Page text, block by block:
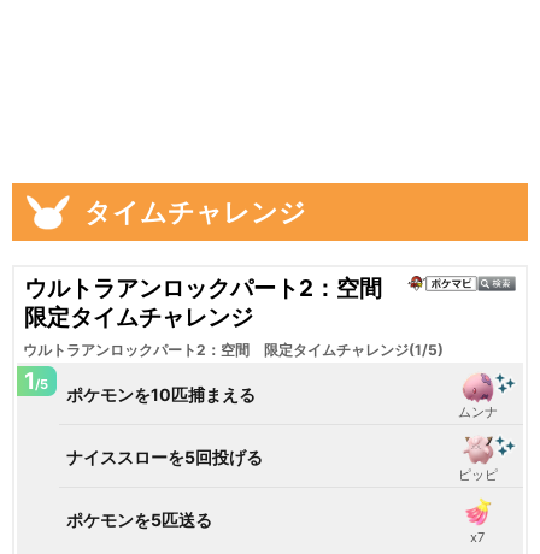
タイムチャレンジ
ウルトラアンロックパート2：空間
限定タイムチャレンジ
ウルトラアンロックパート2：空間 限定タイムチャレンジ(1/5)
1 /5 ポケモンを10匹捕まえる
ムンナ
ナイススローを5回投げる
ピッピ
ポケモンを5匹送る
x7